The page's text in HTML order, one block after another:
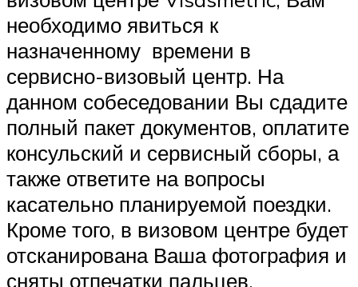
необходимо явиться к
назначенному времени в
сервисно-визовый центр. На
данном собеседовании Вы сдадите
полный пакет документов, оплатите
консульский и сервисный сборы, а
также ответите на вопросы
касательно планируемой поездки.
Кроме того, в визовом центре будет
отсканирована Ваша фотография и
сняты отпечатки пальцев.